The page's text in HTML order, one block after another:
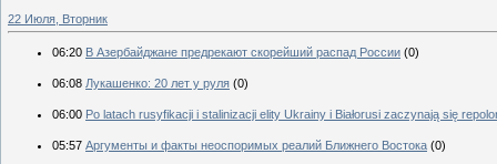
22 Июля, Вторник
06:20 В Азербайджане предрекают скорейший распад России (0)
06:08 Лукашенко: 20 лет у руля (0)
06:00 Po latach rusyfikacji i stalinizacji elity Ukrainy i Białorusi zaczynają się
05:57 Аргументы и факты неоспоримых реалий Ближнего Востока (0)